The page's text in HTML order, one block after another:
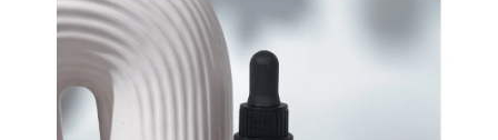
hvězdiček.